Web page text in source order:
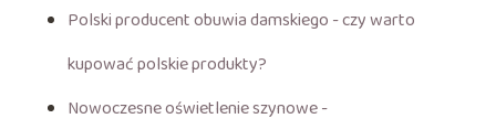
Polski producent obuwia damskiego - czy warto
kupować polskie produkty?
Nowoczesne oświetlenie szynowe -